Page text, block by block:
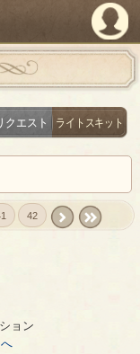
PandoraPartyProject
クエスト ライトスキット
42
ョン